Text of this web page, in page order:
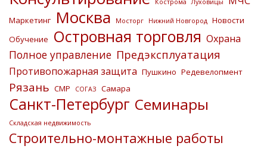
Кострома Луховицы
Маркетинг Москва Мосторг Нижний Новгород Новости
Обучение
Островная торговля Охрана
Полное управление Предэксплуатация
Противопожарная защита Пушкино Редевелопмент
Рязань СМР СОГАЗ Самара
Санкт-Петербург Семинары
Складская недвижимость
Строительно-монтажные работы